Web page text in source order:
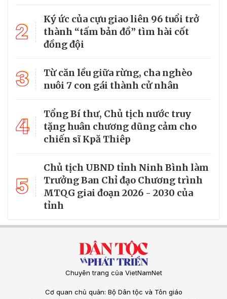
2
Ký ức của cựu giao liên 96 tuổi trở
thành “tấm bản đồ” tìm hài cốt
đồng đội
3
Từ căn lều giữa rừng, cha nghèo
nuôi 7 con gái thành cử nhân
4
Tổng Bí thư, Chủ tịch nước truy
tặng huân chương dũng cảm cho
chiến sĩ Kpă Thiêp
5
Chủ tịch UBND tỉnh Ninh Bình làm
Trưởng Ban Chỉ đạo Chương trình
MTQG giai đoạn 2026 - 2030 của
tỉnh
Chuyên trang của VietNamNet
Cơ quan chủ quản: Bộ Dân tộc và Tôn giáo